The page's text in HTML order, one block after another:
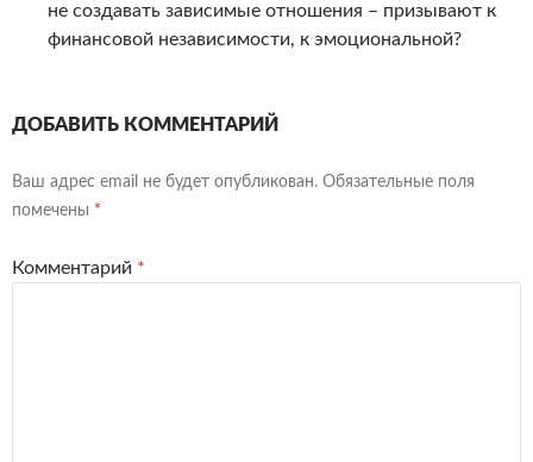
не создавать зависимые отношения – призывают к
финансовой независимости, к эмоциональной?
ДОБАВИТЬ КОММЕНТАРИЙ
Ваш адрес email не будет опубликован. Обязательные поля
помечены *
Комментарий *